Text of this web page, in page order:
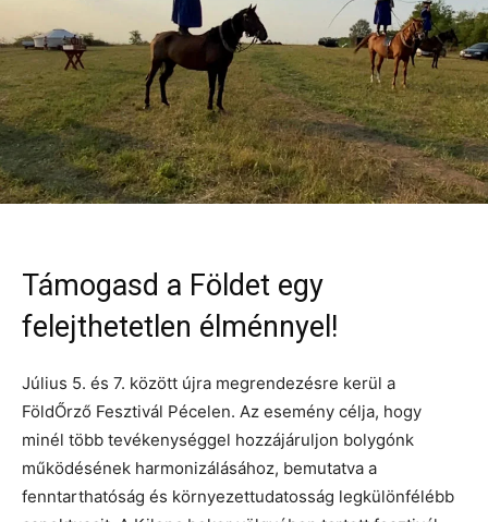
Támogasd a Földet egy
felejthetetlen élménnyel!
Július 5. és 7. között újra megrendezésre kerül a
FöldŐrző Fesztivál Pécelen. Az esemény célja, hogy
minél több tevékenységgel hozzájáruljon bolygónk
működésének harmonizálásához, bemutatva a
fenntarthatóság és környezettudatosság legkülönfélébb